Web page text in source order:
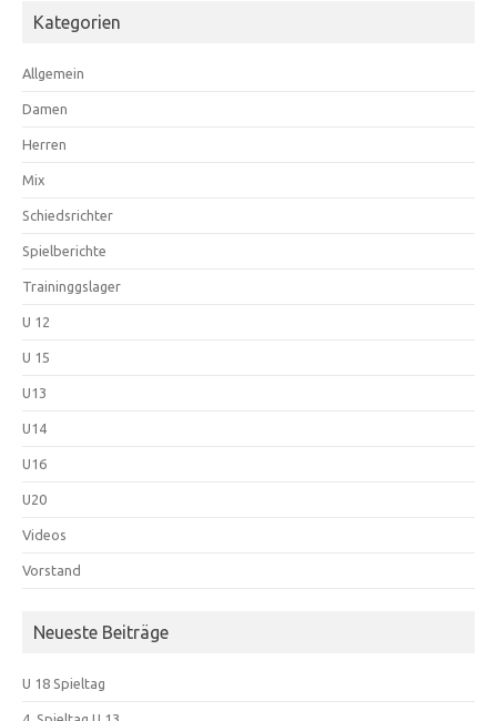
Kategorien
Allgemein
Damen
Herren
Mix
Schiedsrichter
Spielberichte
Traininggslager
U 12
U 15
U13
U14
U16
U20
Videos
Vorstand
Neueste Beiträge
U 18 Spieltag